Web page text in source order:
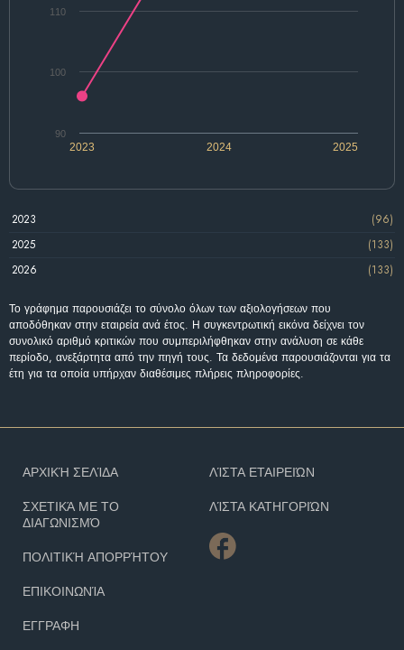
2024
2023 2025
90
100
110
2023
(96)
2025
(133)
2026
(133)
Το γράφημα παρουσιάζει το σύνολο όλων των αξιολογήσεων που
αποδόθηκαν στην εταιρεία ανά έτος. Η συγκεντρωτική εικόνα δείχνει τον
συνολικό αριθμό κριτικών που συμπεριλήφθηκαν στην ανάλυση σε κάθε
περίοδο, ανεξάρτητα από την πηγή τους. Τα δεδομένα παρουσιάζονται για τα
έτη για τα οποία υπήρχαν διαθέσιμες πλήρεις πληροφορίες.
ΑΡΧΙΚΉ ΣΕΛΊΔΑ
ΣΧΕΤΙΚΆ ΜΕ ΤΟ
ΔΙΑΓΩΝΙΣΜΌ
ΠΟΛΙΤΙΚΉ ΑΠΟΡΡΉΤΟΥ
ΕΠΙΚΟΙΝΩΝΊΑ
ΕΓΓΡΑΦΗ
ΛΊΣΤΑ ΕΤΑΙΡΕΙΏΝ
ΛΊΣΤΑ ΚΑΤΗΓΟΡΙΏΝ